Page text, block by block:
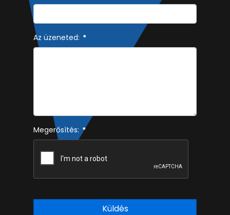
Az üzeneted: *
Megerősítés: *
Küldés